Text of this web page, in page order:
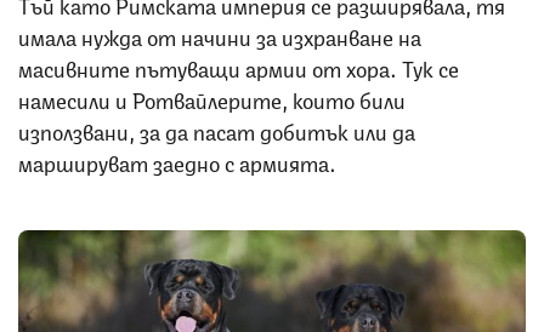
имала нужда от начини за изхранване на
масивните пътуващи армии от хора. Тук се
намесили и Ротвайлерите, които били
използвани, за да пасат добитък или да
маршируват заедно с армията.